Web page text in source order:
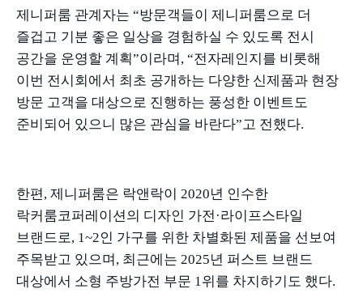
제니퍼룸 관계자는 “방문객들이 제니퍼룸으로 더
즐겁고 기분 좋은 일상을 경험하실 수 있도록 전시
공간을 운영할 계획”이라며 , “전자레인지를 비롯해
이번 전시회에서 최초 공개하는 다양한 신제품과 현장
방문 고객을 대상으로 진행하는 풍성한 이벤트도
준비되어 있으니 많은 관심을 바란다”고 전했다.
한편, 제니퍼룸은 락앤락이 2020년 인수한
락커룸코퍼레이션의 디자인 가전 ·라이프스타일
브랜드로, 1~2인 가구를 위한 차별화된 제품을 선보여
주목받고 있으며 , 최근에는 2025년 퍼스트 브랜드
대상에서 소형 주방가전 부문 1위를 차지하기도 했다.